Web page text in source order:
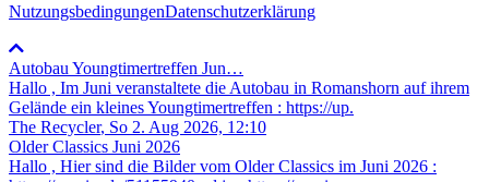
NutzungsbedingungenDatenschutzerklärung
Autobau Youngtimertreffen Jun…
Hallo , Im Juni veranstaltete die Autobau in Romanshorn auf ihrem
Gelände ein kleines Youngtimertreffen : https://up.
The Recycler, So 2. Aug 2026, 12:10
Older Classics Juni 2026
​Hallo , Hier sind die Bilder vom Older Classics im Juni 2026 :